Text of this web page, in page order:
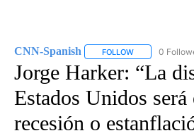
CNN-Spanish FOLLOW FOLLOW
0
Jorge Harker: “La
Estados Unidos será
recesión o